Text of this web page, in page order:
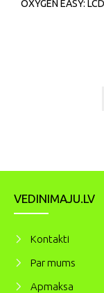
OXYGEN EASY:
VEDINIMAJU.LV
Kontakti
Par mums
Apmaksa